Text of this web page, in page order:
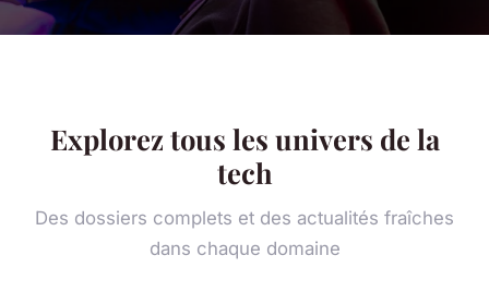
Explorez tous les univers de la
tech
Des dossiers complets et des actualités fraîches
dans chaque domaine